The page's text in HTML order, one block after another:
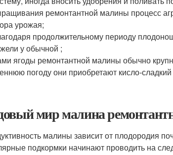
ремонтантной малины процесс
урожая;
продолжительному периоду
у обычной ;
ягоды ремонтантной малины обычно
погоду они приобретают кисло-
мир малина
малины зависит от плодородия
подкормки начинают проводить на